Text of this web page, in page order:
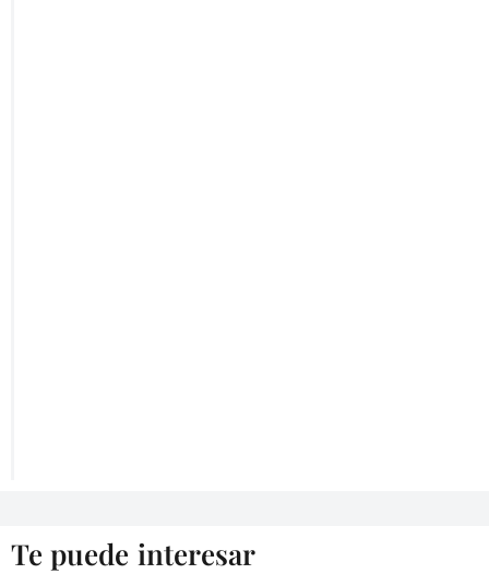
Te puede interesar